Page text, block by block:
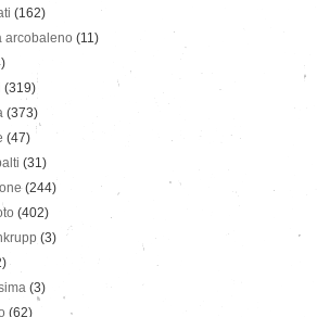
(162)
arcobaleno (11)
(319)
(373)
(47)
(31)
(244)
(402)
(3)
(3)
(62)